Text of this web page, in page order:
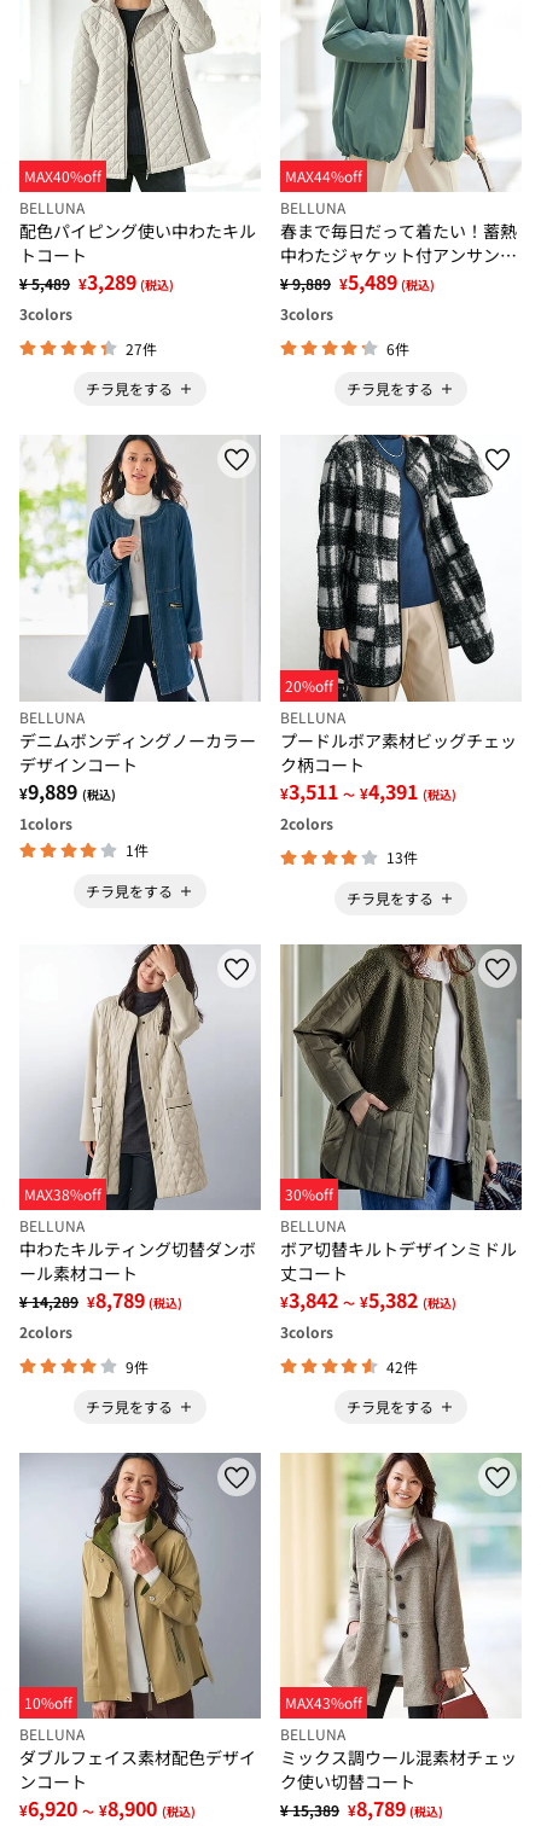
MAX40%off
BELLUNA
配色パイピング使い中わたキル
トコート
¥ 5,489 ¥3,289 (税込)
3colors
27件
チラ見をする
MAX44%off
BELLUNA
春まで毎日だって着たい！蓄熱
中わたジャケット付アンサンブ
ル
¥ 9,889 ¥5,489 (税込)
3colors
6件
チラ見をする
BELLUNA
デニムボンディングノーカラー
デザインコート
¥9,889 (税込)
1colors
1件
チラ見をする
20%off
BELLUNA
プードルボア素材ビッグチェッ
ク柄コート
¥3,511 ～ ¥4,391 (税込)
2colors
13件
チラ見をする
MAX38%off
BELLUNA
中わたキルティング切替ダンボ
ール素材コート
¥ 14,289 ¥8,789 (税込)
2colors
9件
チラ見をする
30%off
BELLUNA
ボア切替キルトデザインミドル
丈コート
¥3,842 ～ ¥5,382 (税込)
3colors
42件
チラ見をする
10%off
BELLUNA
ダブルフェイス素材配色デザイ
ンコート
¥6,920 ～ ¥8,900 (税込)
MAX43%off
BELLUNA
ミックス調ウール混素材チェッ
ク使い切替コート
¥ 15,389 ¥8,789 (税込)